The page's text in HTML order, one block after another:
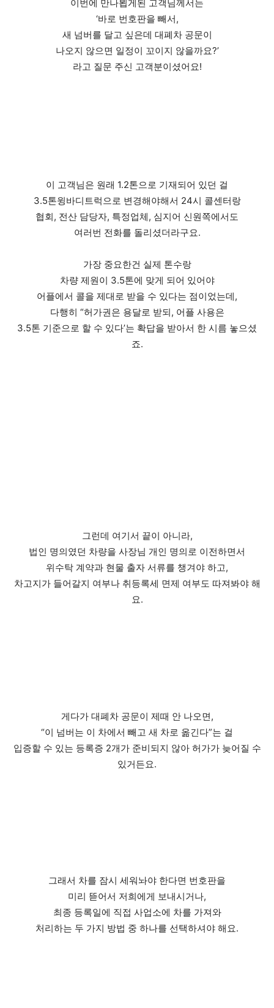
이번에 만나뵙게된 고객님께서는
‘바로 번호판을 빼서,
새 넘버를 달고 싶은데 대폐차 공문이
나오지 않으면 일정이 꼬이지 않을까요?’
라고 질문 주신 고객분이셨어요!
이 고객님은 원래 1.2톤으로 기재되어 있던 걸
3.5톤윙바디트럭으로 변경해야해서 24시 콜센터랑
협회, 전산 담당자, 특정업체, 심지어 신원쪽에서도
여러번 전화를 돌리셨더라구요.
​가장 중요한건 실제 톤수랑
차량 제원이 3.5톤에 맞게 되어 있어야
어플에서 콜을 제대로 받을 수 있다는 점이었는데,
다행히 “허가권은 용달로 받되, 어플 사용은
3.5톤 기준으로 할 수 있다’는 확답을 받아서 한 시름 놓으셨
죠.
그런데 여기서 끝이 아니라,
법인 명의였던 차량을 사장님 개인 명의로 이전하면서
위수탁 계약과 현물 출자 서류를 챙겨야 하고,
차고지가 들어갈지 여부나 취등록세 면제 여부도 따져봐야 해
요.
게다가 대폐차 공문이 제때 안 나오면,
“이 넘버는 이 차에서 빼고 새 차로 옮긴다”는 걸
입증할 수 있는 등록증 2개가 준비되지 않아 허가가 늦어질 수
있거든요.
그래서 차를 잠시 세워놔야 한다면 번호판을
미리 뜯어서 저희에게 보내시거나,
최종 등록일에 직접 사업소에 차를 가져와
처리하는 두 가지 방법 중 하나를 선택하셔야 해요.